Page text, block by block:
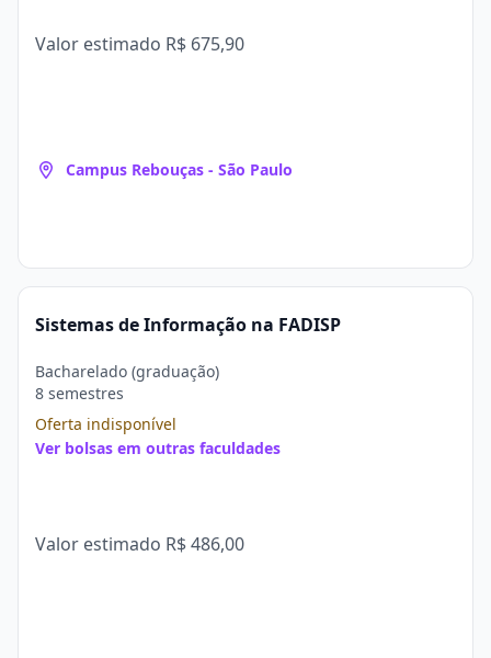
Valor estimado R$ 675,90
Campus Rebouças - São Paulo
Sistemas de Informação na FADISP
Bacharelado (graduação)
8 semestres
Oferta indisponível
Ver bolsas em outras faculdades
Valor estimado R$ 486,00